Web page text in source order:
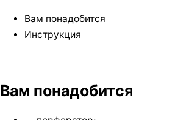
Вам понадобится
Инструкция
Вам понадобится